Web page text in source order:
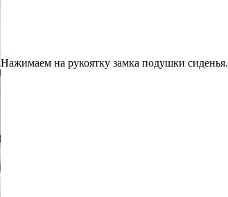
Нажимаем на рукоятку замка подушки сиденья.